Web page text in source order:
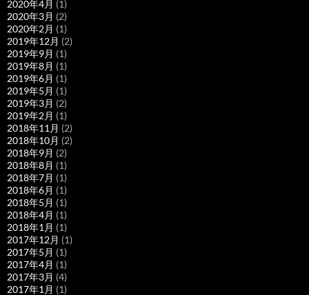
2020年4月 (1)
2020年3月 (2)
2020年2月 (1)
2019年12月 (2)
2019年9月 (1)
2019年8月 (1)
2019年6月 (1)
2019年5月 (1)
2019年3月 (2)
2019年2月 (1)
2018年11月 (2)
2018年10月 (2)
2018年9月 (2)
2018年8月 (1)
2018年7月 (1)
2018年6月 (1)
2018年5月 (1)
2018年4月 (1)
2018年1月 (1)
2017年12月 (1)
2017年5月 (1)
2017年4月 (1)
2017年3月 (4)
2017年1月 (1)